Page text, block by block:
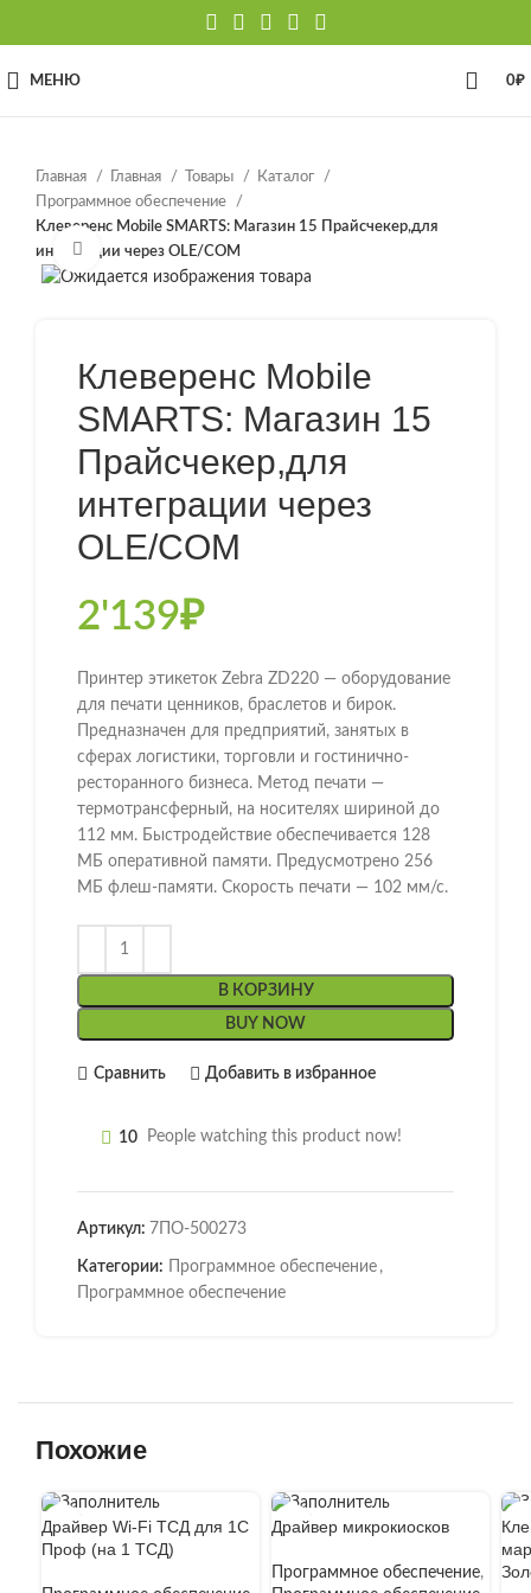
МЕНЮ 0₽
Главная Главная Товары
Каталог
Программное обеспечение
Клеверенс Mobile SMARTS: Магазин 15 Прайсчекер,для
интеграции через OLE/COM
Нажмите, чтобы увеличить
Клеверенс Mobile
SMARTS: Магазин 15
Прайсчекер,для
интеграции через
OLE/COM
2'139₽
Принтер этикеток Zebra ZD220 — оборудование
для печати ценников, браслетов и бирок.
Предназначен для предприятий, занятых в
сферах логистики, торговли и гостинично-
ресторанного бизнеса. Метод печати —
термотрансферный, на носителях шириной до
112 мм. Быстродействие обеспечивается 128
МБ оперативной памяти. Предусмотрено 256
МБ флеш-памяти. Скорость печати — 102 мм/с.
В КОРЗИНУ
BUY NOW
Сравнить Добавить в избранное
10 People watching this product now!
Артикул: 7ПО-500273
Категории: Программное обеспечение ,
Программное обеспечение
Похожие
Драйвер Wi-Fi ТСД для 1С
Проф (на 1 ТСД)
Драйвер микрокиосков
Программное обеспечение,